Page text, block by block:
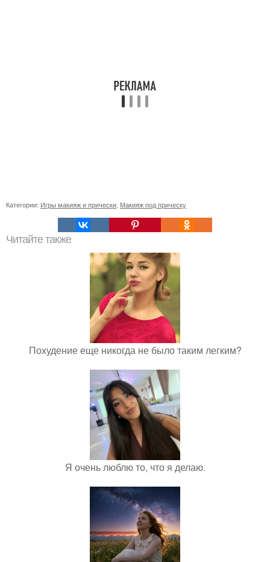
Категории: Игры макияж и прически Макияж под прическу
Читайте также
Похудение еще никогда не было таким легким?
Я очень люблю то, что я делаю.